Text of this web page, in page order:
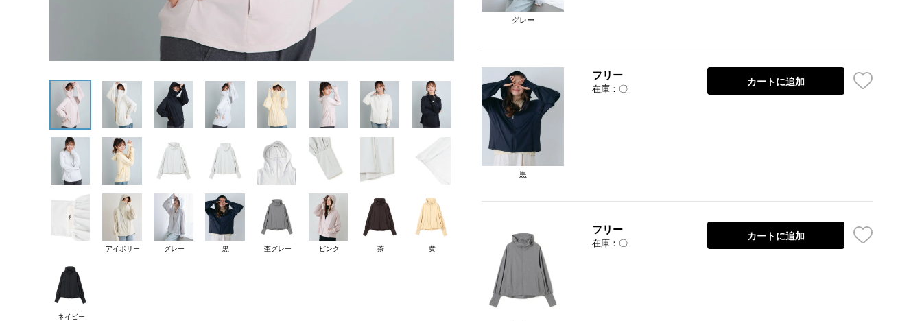
アイボリー グレー 黒 杢グレー ピンク 茶 黄
ネイビー
グレー
黒
フリー
在庫：〇
カートに追加
フリー
在庫：〇
カートに追加